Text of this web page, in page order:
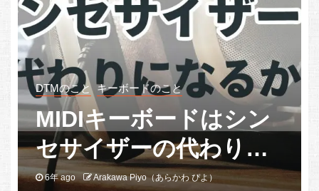
DTMのこと キーボードのこと
MIDIキーボードはシン
セサイザーの代わりに
なるか？
6年 ago Arakawa Piyo（あらかわ ぴよ）